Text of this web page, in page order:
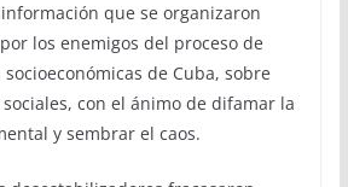
que se organizaron
los enemigos del proceso de
de Cuba, sobre
con el ánimo de difamar la
y sembrar el caos.